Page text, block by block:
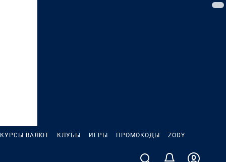
КУРСЫ ВАЛЮТ КЛУБЫ ИГРЫ ПРОМОКОДЫ ZODY